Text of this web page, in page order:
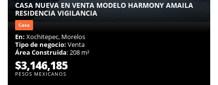
CASA NUEVA EN VENTA MODELO HARMONY AMAILA
RESIDENCIA VIGILANCIA
Casa
En: Xochitepec, Morelos
Tipo de negocio: Venta
Área Construida: 208 m²
$3,146,185
PESOS MEXICANOS